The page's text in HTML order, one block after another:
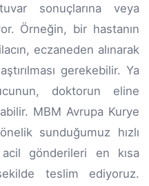
sonuçlarına veya
Örneğin, bir hastanın
eczaneden alınarak
gerekebilir. Ya
doktorun eline
MBM Avrupa Kurye
sunduğumuz hızlı
gönderileri en kısa
teslim ediyoruz.